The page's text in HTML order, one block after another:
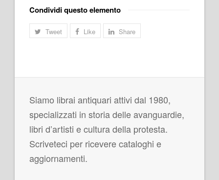
Condividi questo elemento
Tweet Like Share
Siamo librai antiquari attivi dal 1980,
specializzati in storia delle avanguardie,
libri d’artisti e cultura della protesta.
Scriveteci per ricevere cataloghi e
aggiornamenti.